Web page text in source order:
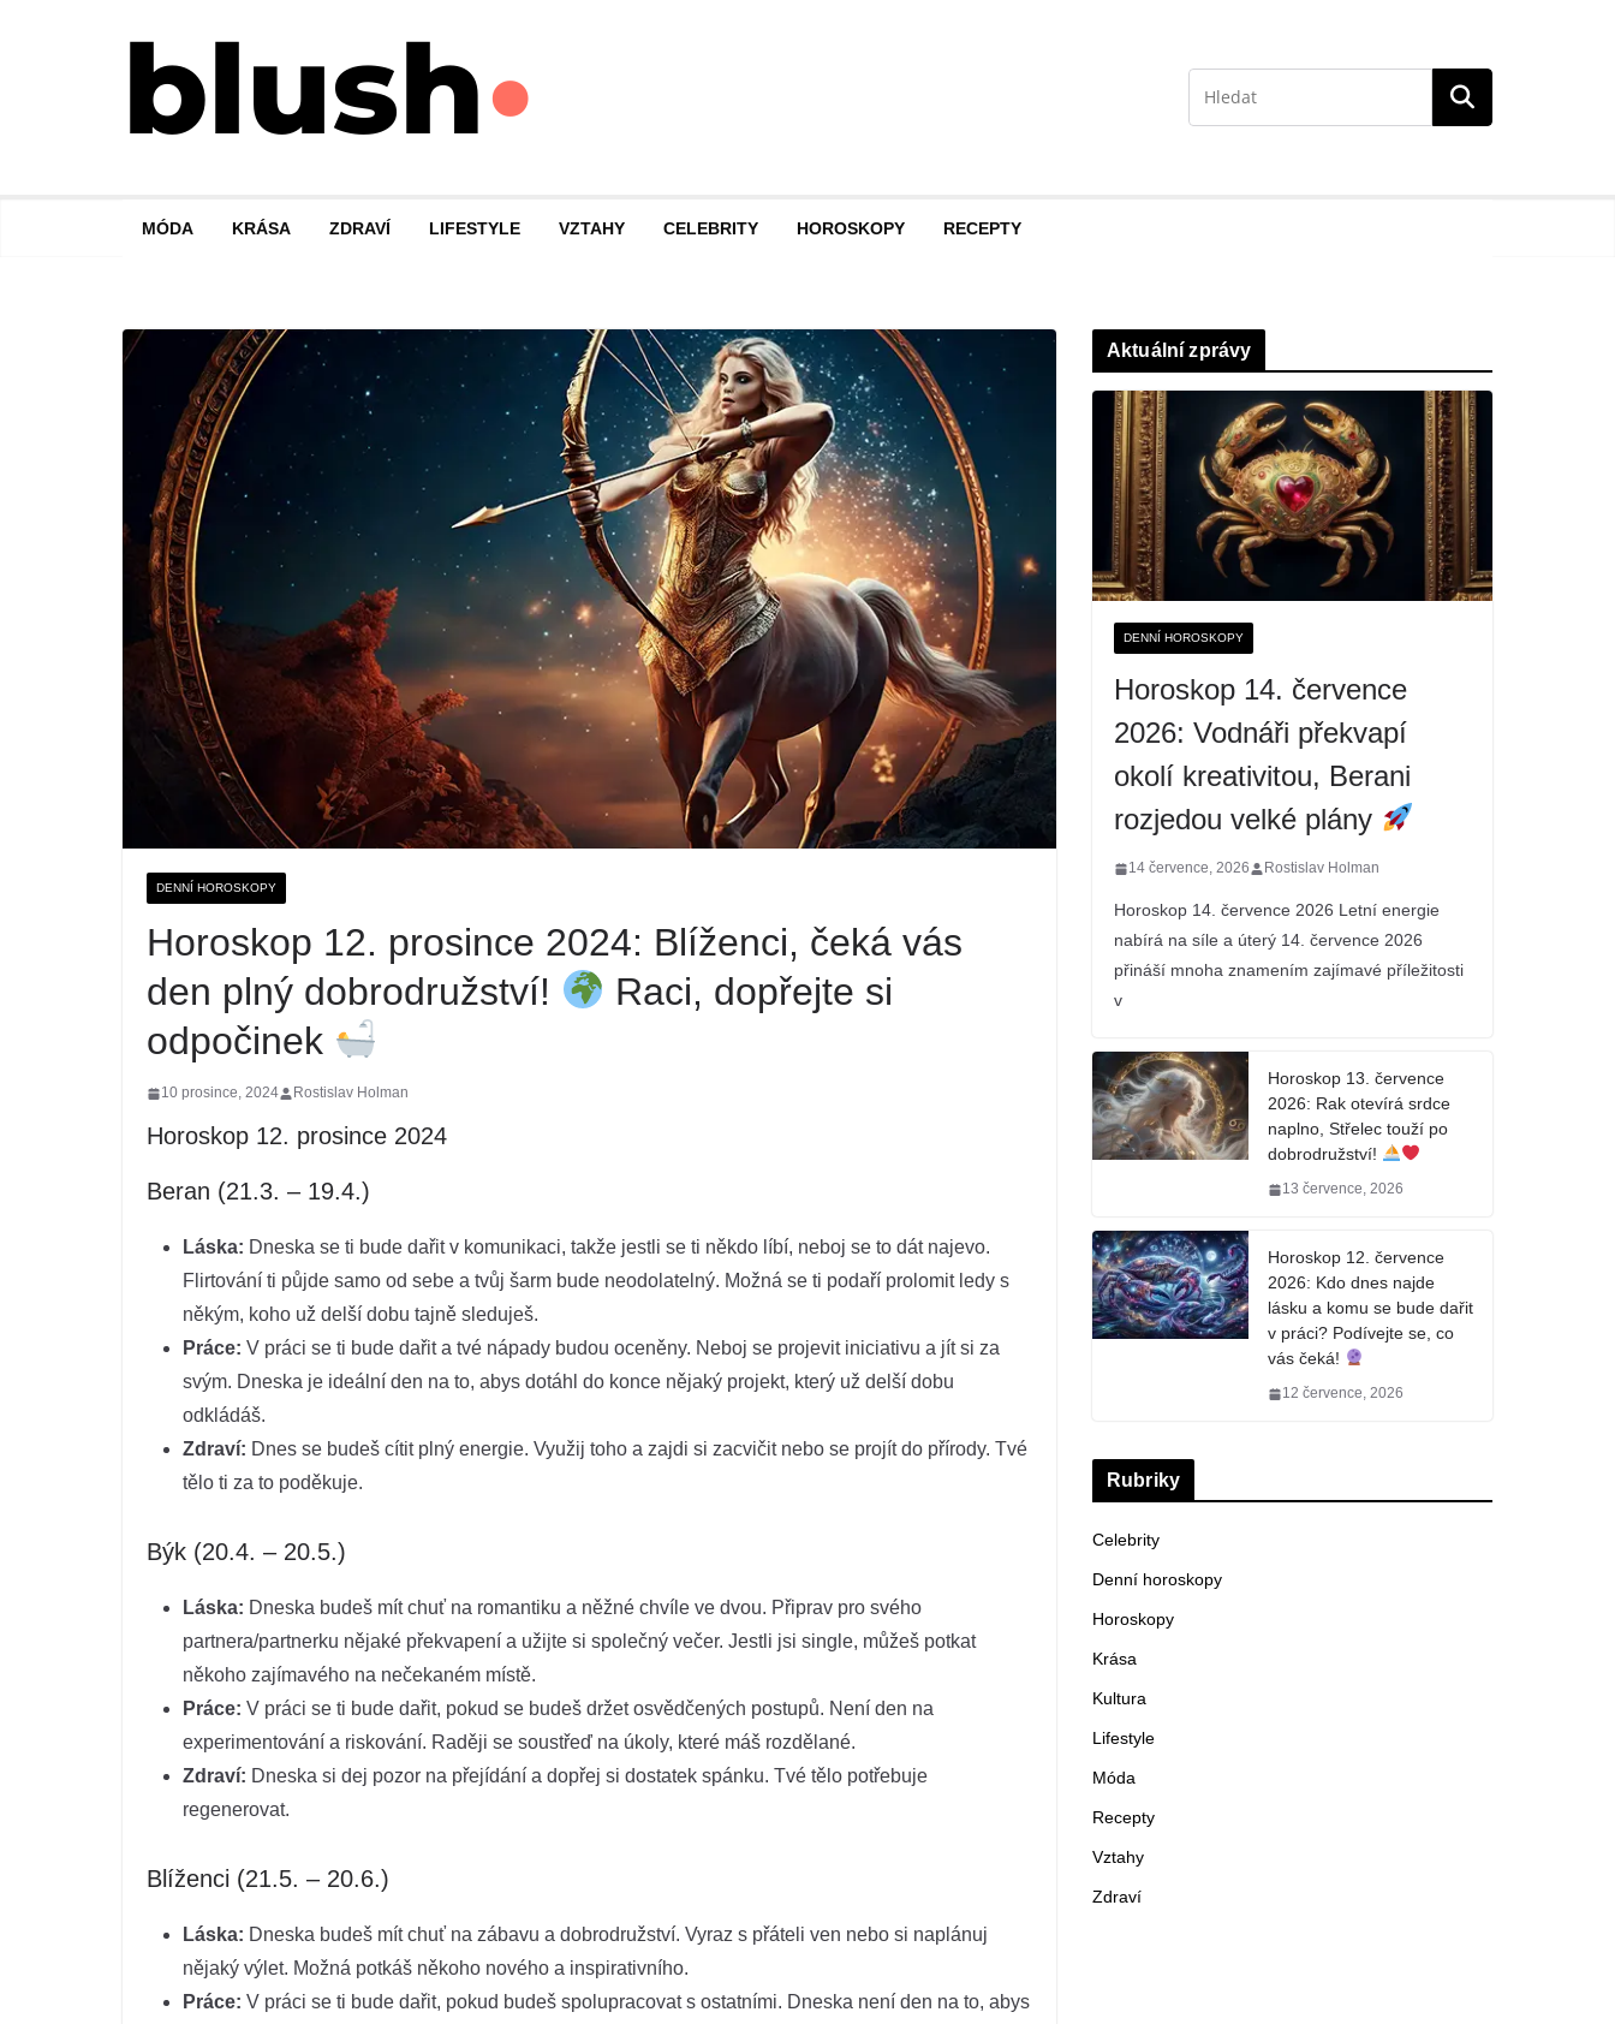
MÓDA KRÁSA ZDRAVÍ LIFESTYLE VZTAHY CELEBRITY HOROSKOPY RECEPTY
DENNÍ HOROSKOPY
Horoskop 12. prosince 2024: Blíženci, čeká vás
den plný dobrodružství!
Raci, dopřejte si
odpočinek
10 prosince, 2024 Rostislav Holman
Horoskop 12. prosince 2024
Beran (21.3. – 19.4.)
Láska: Dneska se ti bude dařit v komunikaci, takže jestli se ti někdo líbí, neboj se to dát najevo.
Flirtování ti půjde samo od sebe a tvůj šarm bude neodolatelný. Možná se ti podaří prolomit ledy s
někým, koho už delší dobu tajně sleduješ.
Práce: V práci se ti bude dařit a tvé nápady budou oceněny. Neboj se projevit iniciativu a jít si za
svým. Dneska je ideální den na to, abys dotáhl do konce nějaký projekt, který už delší dobu
odkládáš.
Zdraví: Dnes se budeš cítit plný energie. Využij toho a zajdi si zacvičit nebo se projít do přírody. Tvé
tělo ti za to poděkuje.
Býk (20.4. – 20.5.)
Láska: Dneska budeš mít chuť na romantiku a něžné chvíle ve dvou. Připrav pro svého
partnera/partnerku nějaké překvapení a užijte si společný večer. Jestli jsi single, můžeš potkat
někoho zajímavého na nečekaném místě.
Práce: V práci se ti bude dařit, pokud se budeš držet osvědčených postupů. Není den na
experimentování a riskování. Raději se soustřeď na úkoly, které máš rozdělané.
Zdraví: Dneska si dej pozor na přejídání a dopřej si dostatek spánku. Tvé tělo potřebuje
regenerovat.
Blíženci (21.5. – 20.6.)
Láska: Dneska budeš mít chuť na zábavu a dobrodružství. Vyraz s přáteli ven nebo si naplánuj
nějaký výlet. Možná potkáš někoho nového a inspirativního.
Práce: V práci se ti bude dařit, pokud budeš spolupracovat s ostatními. Dneska není den na to, abys
Aktuální zprávy
DENNÍ HOROSKOPY
Horoskop 14. července
2026: Vodnáři překvapí
okolí kreativitou, Berani
rozjedou velké plány
14 července, 2026 Rostislav Holman
Horoskop 14. července 2026 Letní energie
nabírá na síle a úterý 14. července 2026
přináší mnoha znamením zajímavé příležitosti
v
Horoskop 13. července
2026: Rak otevírá srdce
naplno, Střelec touží po
dobrodružství!
13 července, 2026
Horoskop 12. července
2026: Kdo dnes najde
lásku a komu se bude dařit
v práci? Podívejte se, co
vás čeká!
12 července, 2026
Rubriky
Celebrity
Denní horoskopy
Horoskopy
Krása
Kultura
Lifestyle
Móda
Recepty
Vztahy
Zdraví